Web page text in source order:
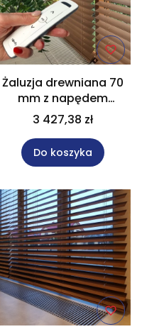
Żaluzja drewniana 70
mm z napędem
bateryjnym w rozm.
130x230 cm Na wymiar
3 427,38 zł
Do koszyka